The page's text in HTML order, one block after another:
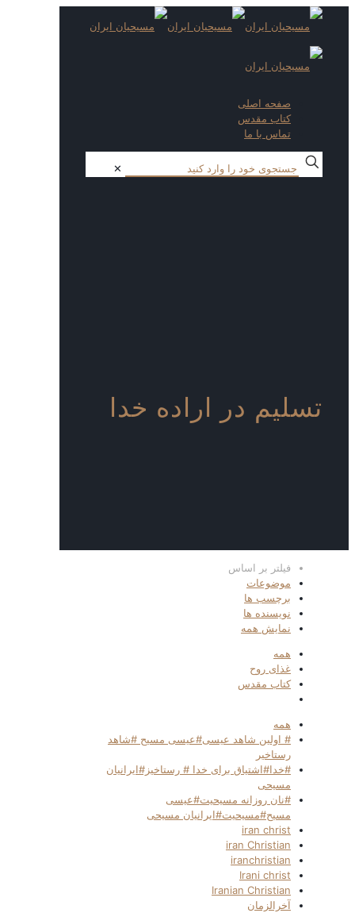
صفحه اصلی
کتاب مقدس
تماس با ما
✕
تسلیم در اراده خدا
فیلتر بر اساس
موضوعات
برچسب ها
نویسنده ها
نمایش همه
همه
غذای روح
کتاب مقدس
همه
# اولین شاهد عیسی#عیسی مسیح #شاهد
رستاخیر
#خدا#اشتیاق برای خدا # رستاخیز#ایرانیان
مسیحی
#نان روزانه مسیحیت#عیسی
مسیح#مسیحیت#ایرانیان مسیحی
iran christ
iran Christian
iranchristian
Irani christ
Iranian Christian
آخرالزمان